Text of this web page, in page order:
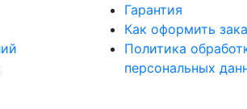
Гарантия
Как оформить
Политика
персональных